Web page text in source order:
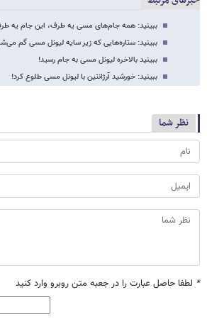
ببینید: همه جام‌های مسی یه طرف، این جام یه
ببینید: ستاره‌هایی که زیر سایه لیونل مسی گم
ببینید بالاخره لیونل مسی به جام رسید!
ببینید: خورشید آرژانتین با لیونل مسی طلوع کرد!
نظر شما
* لطفا حاصل عبارت را در جعبه متن روبرو وارد کنید